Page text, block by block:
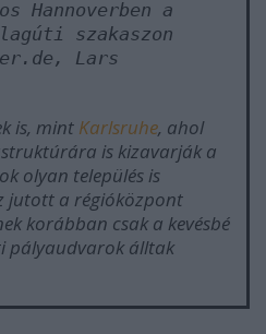
Hannoverben a
szakaszon
Lars
is, mint Karlsruhe, ahol
is kizavarják a
olyan település is
jutott a régióközpont
korábban csak a kevésbé
pályaudvarok álltak